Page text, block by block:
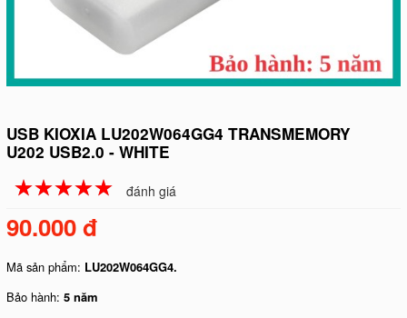
USB KIOXIA LU202W064GG4 TRANSMEMORY
U202 USB2.0 - WHITE
☆☆☆☆☆
★★★★★ đánh giá
90.000 đ
Mã sản phẩm: LU202W064GG4.
Bảo hành:5 năm